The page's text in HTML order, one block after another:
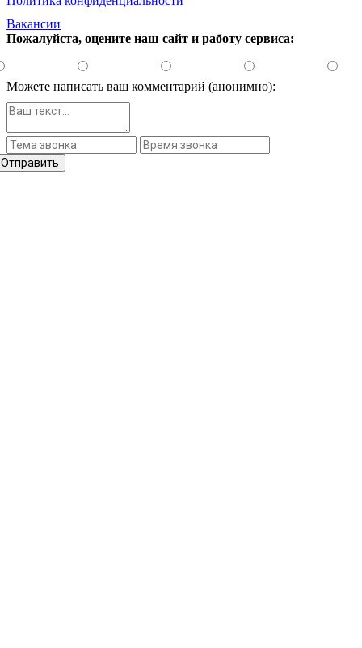
Вакансии
Пожалуйста, оцените наш сайт и работу сервиса:
Можете написать ваш комментарий (анонимно):
Отправить